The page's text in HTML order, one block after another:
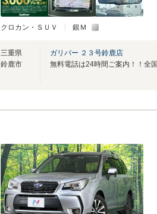
クロカン・ＳＵＶ 銀Ｍ
三重県
鈴鹿市
ガリバー ２３号鈴鹿店